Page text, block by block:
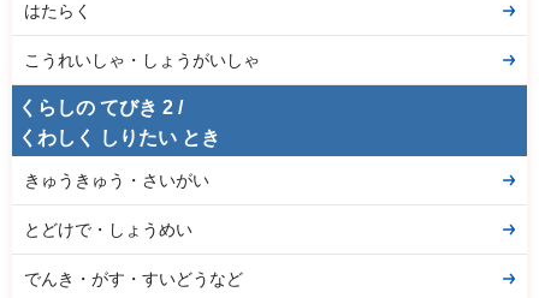
はたらく
こうれいしゃ・しょうがいしゃ
くらしの てびき 2 /
くわしく しりたい とき
きゅうきゅう・さいがい
とどけで・しょうめい
でんき・がす・すいどうなど